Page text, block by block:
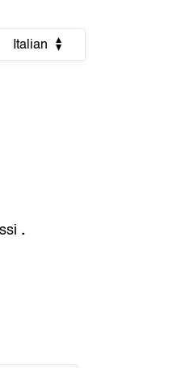
Italian
.